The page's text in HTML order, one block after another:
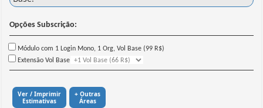
Opções Subscrição:
Módulo com 1 Login Mono, 1 Org, Vol Base (99 R$)
Extensão Vol Base
Ver / Imprimir
Estimativas
+ Outras
Áreas